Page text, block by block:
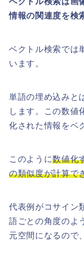
情報の関連度を検
ベクトル検索では
います。
単語の埋め込みと
します。この数値
化された情報をベ
このように数値化
の類似度が計算で
代表例がコサイン
語ごとの角度のよ
元空間になるので